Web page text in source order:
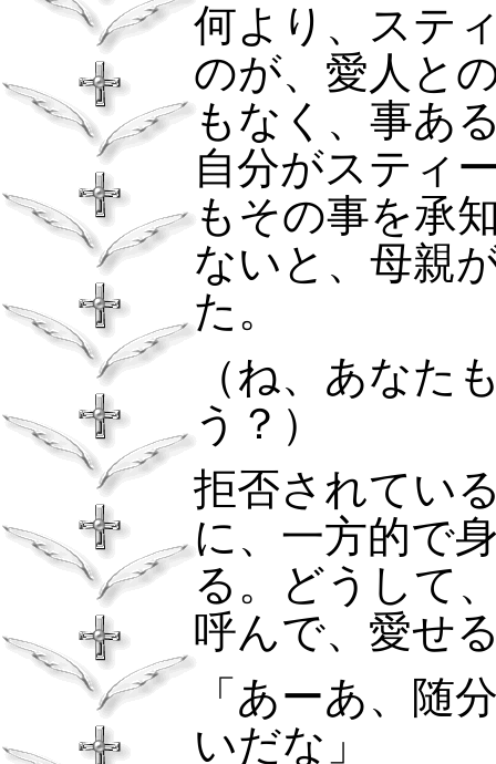
何より、ステ
のが、愛人と
もなく、事あ
自分がスティ
もその事を承
ないと、母親
た。
（ね、あなた
う？）
拒否されてい
に、一方的で
る。どうして
呼んで、愛せ
「あーあ、随
いだな」